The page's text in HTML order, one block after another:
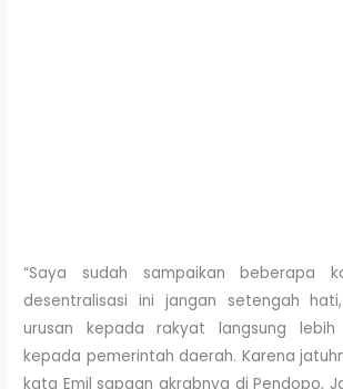
“Saya sudah sampaikan beberapa
desentralisasi ini jangan setengah
urusan kepada rakyat langsung lebih
kepada pemerintah daerah. Karena
kata Emil sapaan akrabnya di Pendopo,